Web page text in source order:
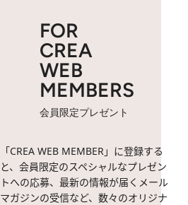
FOR
CREA
WEB
MEMBERS
会員限定プレゼント
「CREA WEB MEMBER」に登録する
と、会員限定のスペシャルなプレゼン
トへの応募、最新の情報が届くメール
マガジンの受信など、数々のオリジナ